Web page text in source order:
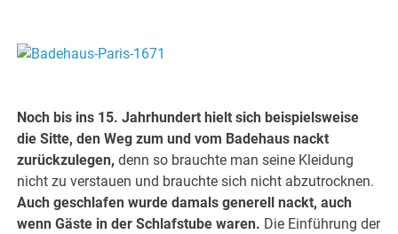
Noch bis ins 15. Jahrhundert hielt sich beispielsweise
die Sitte, den Weg zum und vom Badehaus nackt
zurückzulegen, denn so brauchte man seine Kleidung
nicht zu verstauen und brauchte sich nicht abzutrocknen.
Auch geschlafen wurde damals generell nackt, auch
wenn Gäste in der Schlafstube waren. Die Einführung der